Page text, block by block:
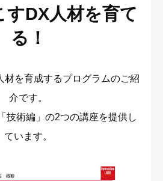
すDX人材を育て
る！
材を育成するプログラムのご紹
介です。
技術編」の2つの講座を提供し
ています。